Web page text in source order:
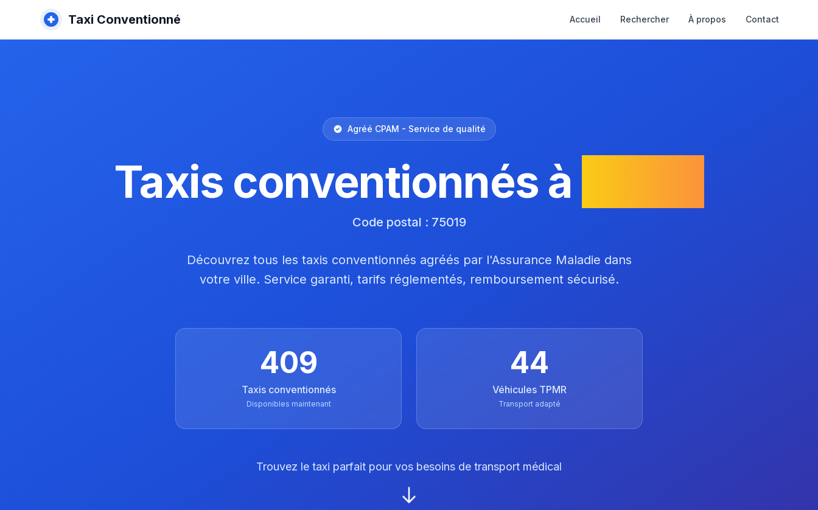
Taxi Conventionné Accueil Rechercher À propos Contact
Agréé CPAM - Service de qualité
Taxis conventionnés à
Code postal : 75019
Découvrez tous les taxis conventionnés agréés par l'Assurance Maladie dans
votre ville. Service garanti, tarifs réglementés, remboursement sécurisé.
409
Taxis conventionnés
Disponibles maintenant
44
Véhicules TPMR
Transport adapté
Trouvez le taxi parfait pour vos besoins de transport médical